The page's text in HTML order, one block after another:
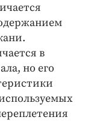
в
но его